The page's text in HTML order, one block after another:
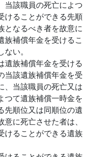
当該職員の死亡によつ
けることができる先順
となるべき者を故意に
族補償年金を受けるこ
い。
遺族補償年金を受ける
当該遺族補償年金を受
、当該職員の死亡又は
つて遺族補償一時金を
先順位又は同順位の遺
に死亡させた者は、
けることができる遺族